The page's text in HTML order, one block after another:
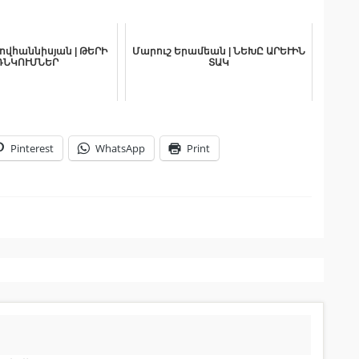
| ԹԵՐԻ
Մարուշ Երամեան | ՆԵԽԸ ԱՐԵՒԻՆ
ՏԱԿ
Pinterest WhatsApp Print